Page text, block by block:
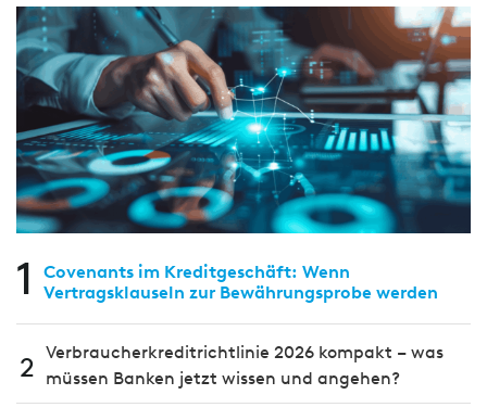
1
Covenants im Kreditgeschäft: Wenn
Vertragsklauseln zur Bewährungsprobe werden
2 Verbraucherkreditrichtlinie 2026 kompakt – was
müssen Banken jetzt wissen und angehen?